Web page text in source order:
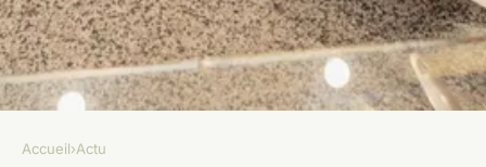
Accueil›Actu